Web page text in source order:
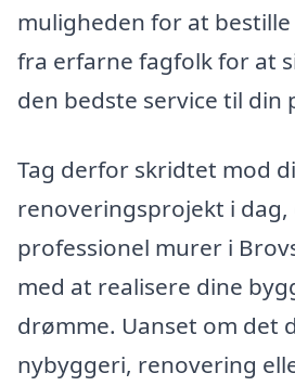
muligheden for at
fra erfarne fagfolk for at
den bedste service til din
Tag derfor skridtet mod
renoveringsprojekt i dag,
professionel murer i
med at realisere dine
drømme. Uanset om det
nybyggeri, renovering